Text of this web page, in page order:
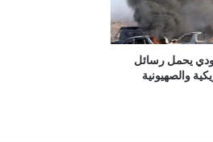
يحمل رسائل
والصهيونية